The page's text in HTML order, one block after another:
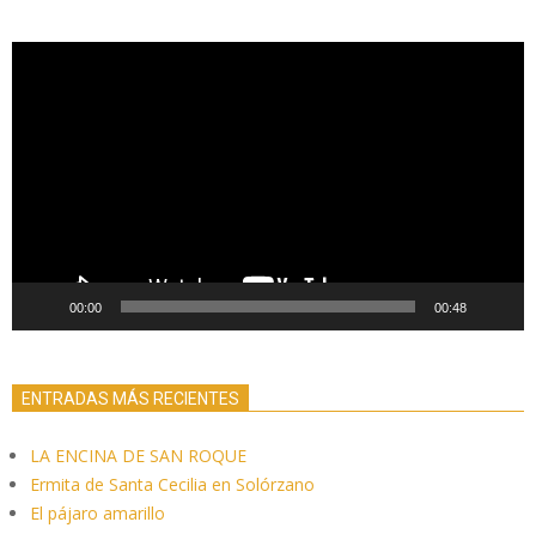
00:00 00:48
ENTRADAS MÁS RECIENTES
LA ENCINA DE SAN ROQUE
Ermita de Santa Cecilia en Solórzano
El pájaro amarillo